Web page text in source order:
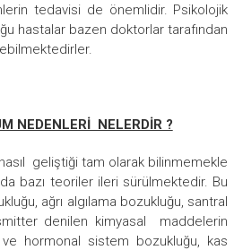
tedavisi de önemlidir. Psikolojik
hastalar bazen doktorlar tarafından
NEDENLERİ NELERDİR ?
geliştiği tam olarak bilinmemekle
bazı teoriler ileri sürülmektedir. Bu
ağrı algılama bozukluğu, santral
denilen kimyasal maddelerin
hormonal sistem bozukluğu, kas